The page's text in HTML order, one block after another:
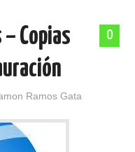
0
Copias
Ramos Gata